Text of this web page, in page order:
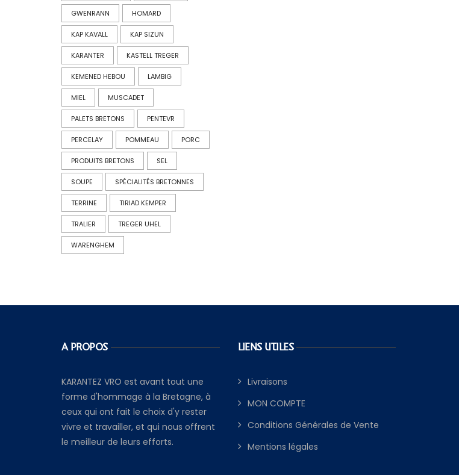
GWENRANN HOMARD
KAP KAVALL KAP SIZUN
KARANTER KASTELL TREGER
KEMENED HEBOU LAMBIG
MIEL MUSCADET
PALETS BRETONS PENTEVR
PERCELAY POMMEAU PORC
PRODUITS BRETONS SEL
SOUPE SPÉCIALITÉS BRETONNES
TERRINE TIRIAD KEMPER
TRALIER TREGER UHEL
WARENGHEM
A PROPOS
KARANTEZ VRO est avant tout une
forme d'hommage à la Bretagne, à
ceux qui ont fait le choix d'y rester
vivre et travailler, et qui nous offrent
le meilleur de leurs efforts.
LIENS UTILES
Livraisons
MON COMPTE
Conditions Générales de Vente
Mentions légales